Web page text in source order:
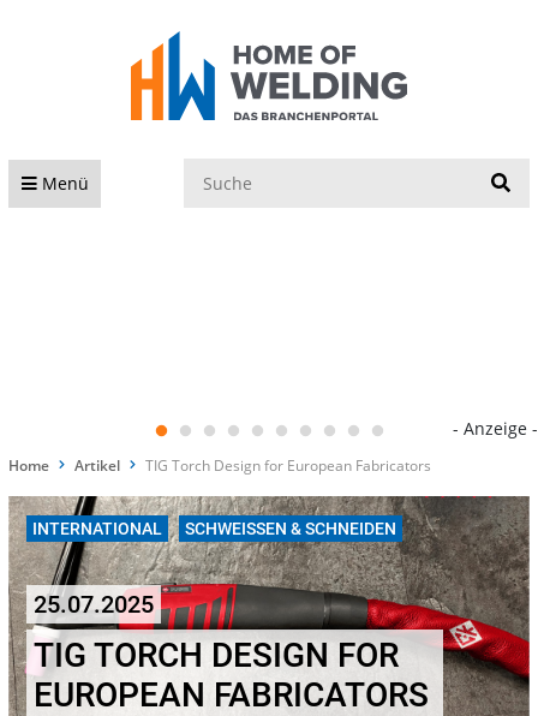
Menü
- Anzeige -
Home Artikel TIG Torch Design for European Fabricators
INTERNATIONAL SCHWEISSEN & SCHNEIDEN
25.07.2025
TIG TORCH DESIGN FOR
EUROPEAN FABRICATORS